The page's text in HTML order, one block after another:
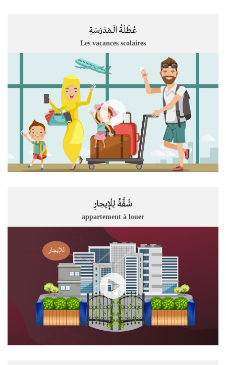
عُطْلَةُ الْـمَدْرَسَةِ
Les vacances scolaires
شَقَّةٌ لِلْإِيجارِ
appartement à louer